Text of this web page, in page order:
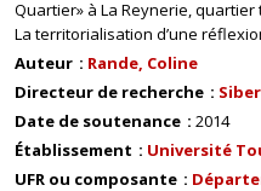
Quartier» à La Reynerie,
La territorialisation d’une
Auteur
Rande, Coline
Directeur de recherche
Date de soutenance
2014
Établissement
Université
UFR ou composante